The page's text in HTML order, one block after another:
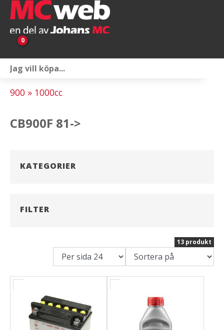
0
900 » 1000cc
CB900F 81->
KATEGORIER
FILTER
13 produkt